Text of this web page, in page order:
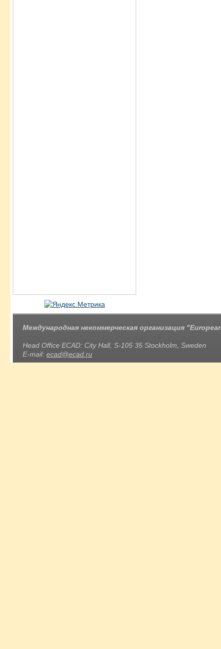
Международная некоммерческая организация
Head Office ECAD: City Hall, S-105 35 Stockholm, Sweden
E-mail: ecad@ecad.ru